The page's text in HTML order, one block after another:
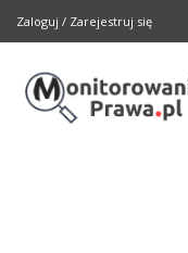
Zaloguj / Zarejestruj się